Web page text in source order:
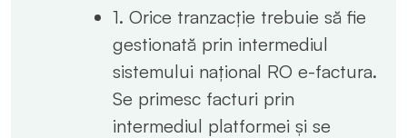
1. Orice tranzacție trebuie să fie
gestionată prin intermediul
sistemului național RO e-factura.
Se primesc facturi prin
intermediul platformei și se